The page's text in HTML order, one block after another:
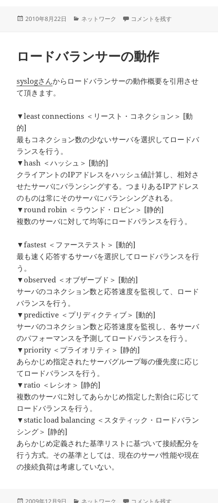
投
2010年8月22日
カ
ー
ネットワーク １階に有線LANを通す！ に
コメントを残す
ロードバランサーの動作
syslogさんからロードバランサーの動作概要を引用させ
て頂きます。
▼least connections ＜リースト・コネクション＞ [動
的]
最もコネクション数の少ないサーバを選択してロードバ
ランスを行う。
▼hash ＜ハッシュ＞ [動的]
クライアントのIPアドレスをハッシュ値計算し、相対さ
せたサーバにバランシングする。つまりあるIPアドレス
のものは常にそのサーバにバランシングされる。
▼round robin ＜ラウンド・ロビン＞ [静的]
複数のサーバに対して均等にロードバランスを行う。
▼fastest ＜ファーステスト＞ [動的]
最も速く応答するサーバを選択してロードバランスを行
う。
▼observed ＜オブザーブド＞ [動的]
サーバのコネクション数と応答速度を監視して、ロード
バランスを行う。
▼predictive ＜プリディクティブ＞ [動的]
サーバのコネクション数と応答速度を監視し、各サーバ
のパフォーマンスを予測してロードバランスを行う。
▼priority ＜プライオリティ＞ [静的]
あらかじめ指定されたサーバグループ毎の優先度に応じ
てロードバランスを行う。
▼ratio ＜レシオ＞ [静的]
複数のサーバに対してあらかじめ指定した割合に応じて
ロードバランスを行う。
▼static load balancing ＜スタティック・ロードバラン
シング＞ [静的]
あらかじめ定義された基準リストに基づいて接続配分を
行う方式。その基準としては、現在のサーバ性能や現在
の接続負荷は考慮していない。
投 カ ロードバランサーの動作 に